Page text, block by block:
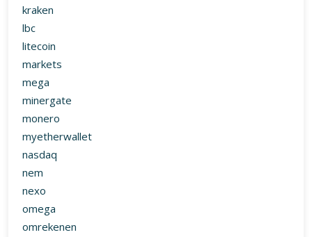
kraken
lbc
litecoin
markets
mega
minergate
monero
myetherwallet
nasdaq
nem
nexo
omega
omrekenen